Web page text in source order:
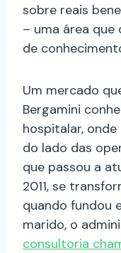
sobre reais
– uma área que
de
Um mercado
Bergamini
hospitalar,
do lado das
que passou a
2011, se
quando fundou
marido, o
consultoria